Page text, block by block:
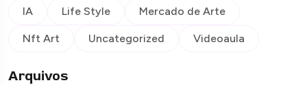
IA Life Style Mercado de Arte
Nft Art Uncategorized Videoaula
Arquivos